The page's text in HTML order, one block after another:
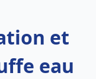
et
eau